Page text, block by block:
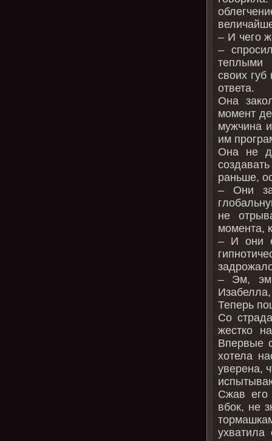
– И чего
–
теплыми
своих губ
ответа.
Она
момент
мужчина
им
Она не
раньше,
– Они
не
момента,
– И они
– Эм, эм,
Теперь
Со
жестко
Впервые
хотела
уверена,
Сжав его
вбок, не